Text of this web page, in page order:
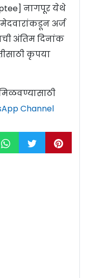
नागपूर येथे
अर्ज
अंतिम दिनांक
कृपया
Channel